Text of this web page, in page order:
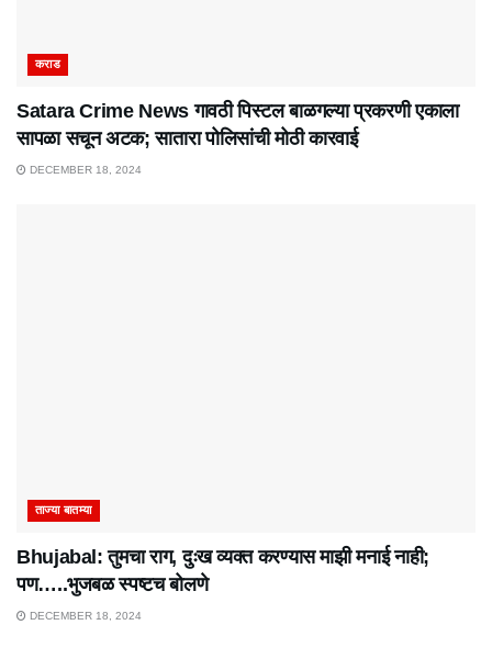
कराड
Satara Crime News गावठी पिस्टल बाळगल्या प्रकरणी एकाला
सापळा सचून अटक; सातारा पोलिसांची मोठी कारवाई
DECEMBER 18, 2024
ताज्या बातम्या
Bhujabal: तुमचा राग, दुःख व्यक्त करण्यास माझी मनाई नाही;
पण…..भुजबळ स्पष्टच बोलणे
DECEMBER 18, 2024